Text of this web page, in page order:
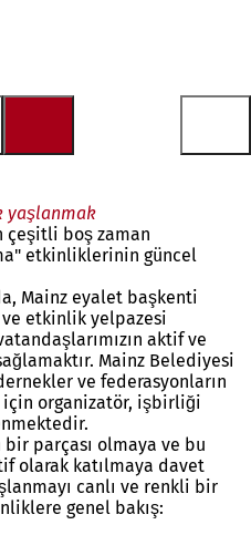
yaşlanmak
çeşitli boş zaman
etkinliklerinin güncel
Mainz eyalet başkenti
etkinlik yelpazesi
aktif ve
Mainz Belediyesi
ve federasyonların
organizatör, işbirliği
parçası olmaya ve bu
olarak katılmaya davet
canlı ve renkli bir
genel bakış: